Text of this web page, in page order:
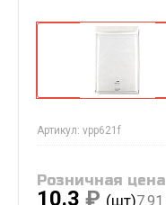
Артикул: vpp621f
Розничная цена
10.3 ₽ (шт)7.91